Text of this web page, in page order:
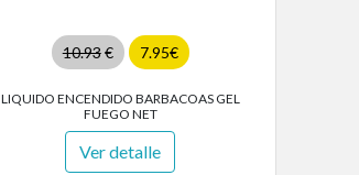
10.93€ 7.95€
LIQUIDO ENCENDIDO BARBACOAS GEL
FUEGO NET
Ver detalle